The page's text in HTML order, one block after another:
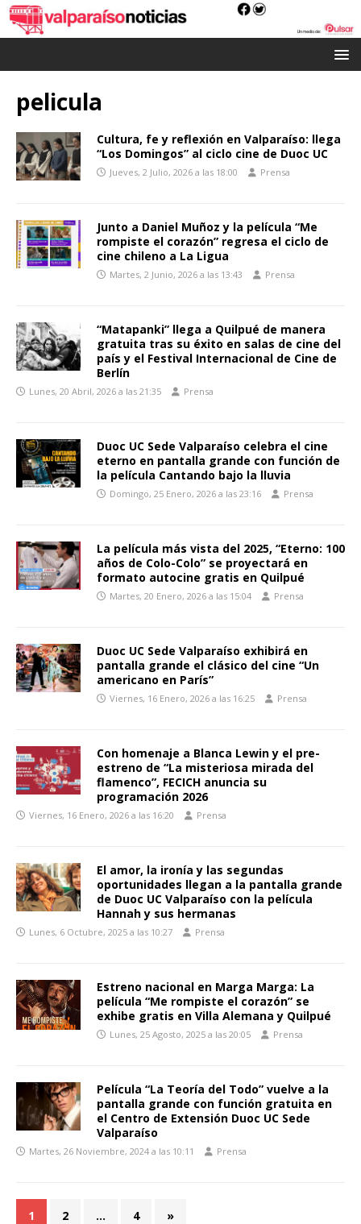
pelicula
Cultura, fe y reflexión en Valparaíso: llega
“Los Domingos” al ciclo cine de Duoc UC
Jueves, 2 Julio, 2026 a las 18:00 Prensa
Junto a Daniel Muñoz y la película “Me
rompiste el corazón” regresa el ciclo de
cine chileno a La Ligua
Martes, 2 Junio, 2026 a las 13:43 Prensa
“Matapanki” llega a Quilpué de manera
gratuita tras su éxito en salas de cine del
país y el Festival Internacional de Cine de
Berlín
Lunes, 20 Abril, 2026 a las 21:35 Prensa
Duoc UC Sede Valparaíso celebra el cine
eterno en pantalla grande con función de
la película Cantando bajo la lluvia
Domingo, 25 Enero, 2026 a las 23:16 Prensa
La película más vista del 2025, “Eterno: 100
años de Colo-Colo” se proyectará en
formato autocine gratis en Quilpué
Martes, 20 Enero, 2026 a las 15:04 Prensa
Duoc UC Sede Valparaíso exhibirá en
pantalla grande el clásico del cine “Un
americano en París”
Viernes, 16 Enero, 2026 a las 16:25 Prensa
Con homenaje a Blanca Lewin y el pre-
estreno de “La misteriosa mirada del
flamenco”, FECICH anuncia su
programación 2026
Viernes, 16 Enero, 2026 a las 16:20 Prensa
El amor, la ironía y las segundas
oportunidades llegan a la pantalla grande
de Duoc UC Valparaíso con la película
Hannah y sus hermanas
Lunes, 6 Octubre, 2025 a las 10:27 Prensa
Estreno nacional en Marga Marga: La
película “Me rompiste el corazón” se
exhibe gratis en Villa Alemana y Quilpué
Lunes, 25 Agosto, 2025 a las 20:05 Prensa
Película “La Teoría del Todo” vuelve a la
pantalla grande con función gratuita en
el Centro de Extensión Duoc UC Sede
Valparaíso
Martes, 26 Noviembre, 2024 a las 10:11 Prensa
1 2 … 4 »